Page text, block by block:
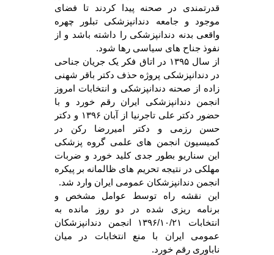
قدرتمندی در صحنه پیدا کردند تا فضای
موجود و جامعه دندانپزشکی تبلور چهره
واقعی بدنه دندانپزشکی را داشته باشد و از
نفوذ جناح های سیاسی رها شود.
از سال ۱۳۹۵ در اتاق فکر یک جریان جناحی
در دندانپزشکی پروژه حذف دکتر باقر شهنی
زاده از صحنه دندانپزشکی و انتخابات امروز
انجمن دندانپزشکی ایران رقم خورد و با
حضور دکتر علی تاجرنیا از آبان ۱۳۹۶ و دکتر
حسن رزمی و دکتر امیررضا رکن در
کمیسیون انجمن های علمی گروه پزشکی
این سناریو بطور جدی کلید خورد و ضربات
مهلکی در نتیجه تحریم های ظالمانه بر پیکره
انجمن دندانپزشکان عمومی ایران وارد شد.
این نقشه راه توسط عوامل مشخص و
برنامه ریزی شده در دو روز مانده به
انتخابات
۱۳۹۶/۱۰/۲۱ انجمن دندانپزشکان
عمومی ایران با منع انتخابات در میان
ناباوری رقم خورد.